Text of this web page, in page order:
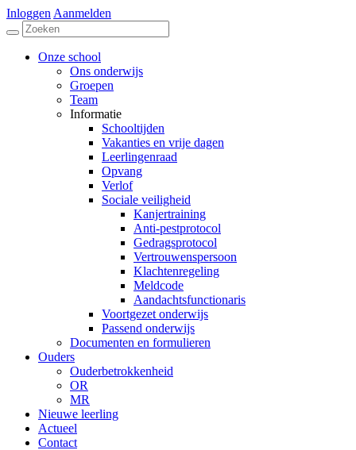
Inloggen Aanmelden
Onze school
Ons onderwijs
Groepen
Team
Informatie
Schooltijden
Vakanties en vrije dagen
Leerlingenraad
Opvang
Verlof
Sociale veiligheid
Kanjertraining
Anti-pestprotocol
Gedragsprotocol
Vertrouwenspersoon
Klachtenregeling
Meldcode
Aandachtsfunctionaris
Voortgezet onderwijs
Passend onderwijs
Documenten en formulieren
Ouders
Ouderbetrokkenheid
OR
MR
Nieuwe leerling
Actueel
Contact